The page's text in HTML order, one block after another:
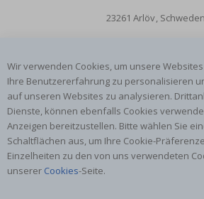
23261 Arlöv, Schweden
Wir verwenden Cookies, um unsere
Ihre Benutzererfahrung zu personalisieren
auf unseren Websites zu analysieren.
Dienste, können ebenfalls Cookies
Anzeigen bereitzustellen. Bitte wählen Sie
Schaltflächen aus, um Ihre Cookie-
Einzelheiten zu den von uns verwendeten
unserer Cookies-Seite.